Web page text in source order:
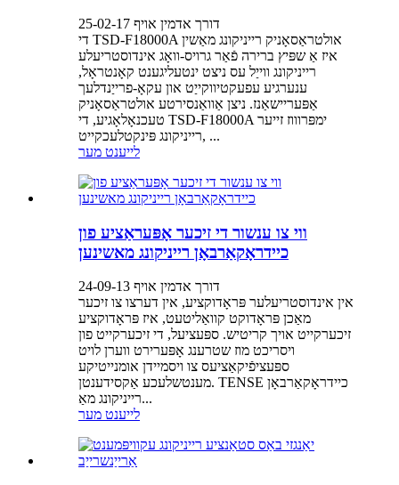
דורך אדמין אויף 25-02-17
די TSD-F18000A אולטראַסאָניק רייניקונג מאַשין
איז אַ שפּיץ ברירה פֿאַר גרויס-וואָג אינדוסטריעלע
רייניקונג ווייַל עס ניצט ינטעליגענט קאָנטראָל,
ענערגיע עפעקטיווקייַט און עקאָ-פרייַנדלעך
אַפּעריישאַנז. ניצן אַוואַנסירטע אולטראַסאָניק
טעכנאָלאָגיע, די TSD-F18000A ימפּרוווז זייער
רייניקונג פּינקטלעכקייט, ...
לייענט מער
ווי צו ענשור די זיכער אָפּעראַציע פון
כיידראָקאַרבאָן רייניקונג מאשינען
דורך אדמין אויף 24-09-13
אין אינדוסטריעלער פּראָדוקציע, אין דערצו צו זיכער
מאַכן פּראָדוקט קוואַליטעט, איז פּראָדוקציע
זיכערקייט אויך קריטיש. ספּעציעל, די זיכערקייט פון
ויסריכט מוז שטרענג אָפּערירט ווערן לויט
ספּעציפֿיקאַציעס צו ויסמיידן אומנייטיקע
מענטשלעכע אַקסידענטן. TENSE כיידראָקאַרבאָן
רייניקונג מאַ...
לייענט מער